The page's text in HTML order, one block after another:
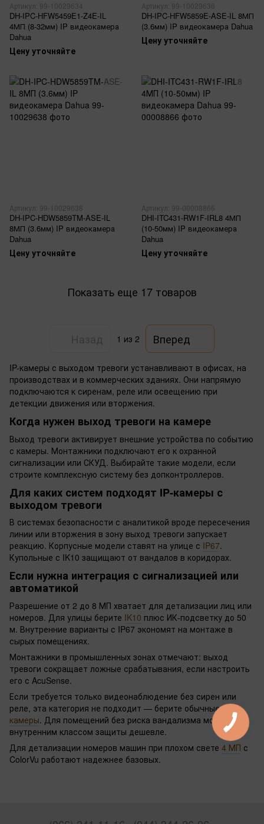
Артикул: 99-10029634
DH-IPC-HFW5459E1-Z4E-IL
4МП (8-32мм) IP видеокамера
Dahua
Цену уточняйте
Артикул: 99-10029636
DH-IPC-HFW5859E-ASE-IL 8МП
(3.6мм) IP видеокамера Dahua
Цену уточняйте
Артикул: 99-10029638
DH-IPC-HDW5859TM-ASE-IL
8МП (3.6мм) IP видеокамера
Dahua
Цену уточняйте
Артикул: 99-00008866
DHI-ITC431-RW1F-IRL8 4МП
(10-50мм) IP видеокамера
Dahua
Цену уточняйте
Показать еще 17 товаров
1 из 2 Вперед
IP-камеры с выходом тревоги устанавливают в офисах, на
производствах и в коммерческих зданиях. Они напрямую
подключаются к сиренам, реле или освещению при
детекции движения или вторжения.
Когда нужен выход тревоги на камере
Выход тревоги активирует внешние устройства по событию
с камеры. Монтажники подключают его к охранной
сигнализации или СКУД. Выбирайте такие модели, если
строите комплексную систему без допконтроллеров.
Для каких систем подходят IP-камеры с
выходом тревоги
В системах безопасности с аналитикой вроде пересечения
линии или вторжения в зону выход тревоги запускает
реакцию. Корпусные модели ставят на улице с IP67.
Купольные с IK10 защищают от вандалов в коридорах.
Если нужна интеграция с сигнализацией или
автоматикой
Разрешение от 2 до 8 МП хватает для детализации лиц или
номеров. Для улицы берите IK10 плюс ИК-подсветку до 50
м. Внутренние варианты с IP67 экономят на монтаже в
сырых помещениях.
Монтажники в промышленных зонах отмечают: выход
тревоги сокращает ложные срабатывания, если настроить
его с AcuSense.
Если требуется только видеонаблюдение без сирен или
реле, эта категория не подходит — берите обычныеIP-
камеры. Для помещений без риска вандализма модели с
внутренним классом защиты дешевле.
Для детализации номеров машин при плохом свете 4 МП с
ColorVu работают надежнее базовых.